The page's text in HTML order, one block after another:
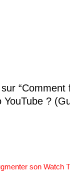
“Comment
YouTube ?
son Watch